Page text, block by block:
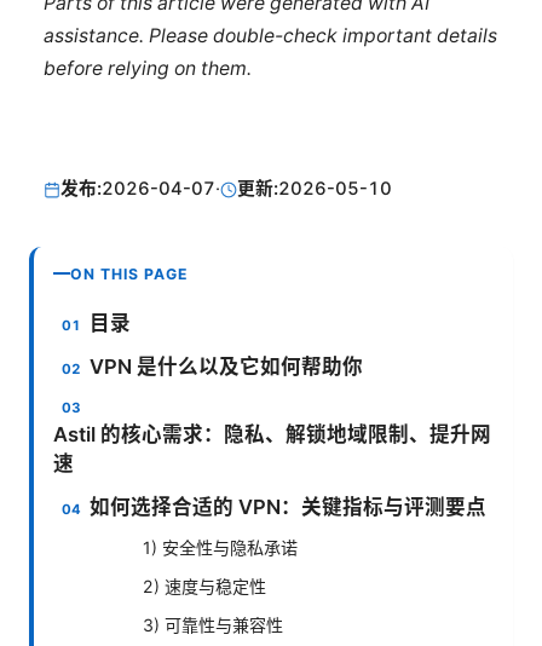
assistance. Please double-check important details
before relying on them.
发布:2026-04-07· 更新:2026-05-10
ON THIS PAGE
目录
VPN 是什么以及它如何帮助你
Astil 的核心需求：隐私、解锁地域限制、提升网
速
如何选择合适的 VPN：关键指标与评测要点
1) 安全性与隐私承诺
2) 速度与稳定性
3) 可靠性与兼容性